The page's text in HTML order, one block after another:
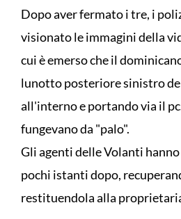
Dopo aver fermato i tre, i
visionato le immagini della
cui è emerso che il
lunotto posteriore sinistro
all'interno e portando via il
fungevano da "palo".
Gli agenti delle Volanti
pochi istanti dopo,
restituendola alla